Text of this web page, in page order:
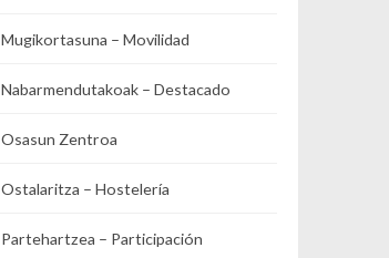
Mugikortasuna – Movilidad
Nabarmendutakoak – Destacado
Osasun Zentroa
Ostalaritza – Hostelería
Partehartzea – Participación